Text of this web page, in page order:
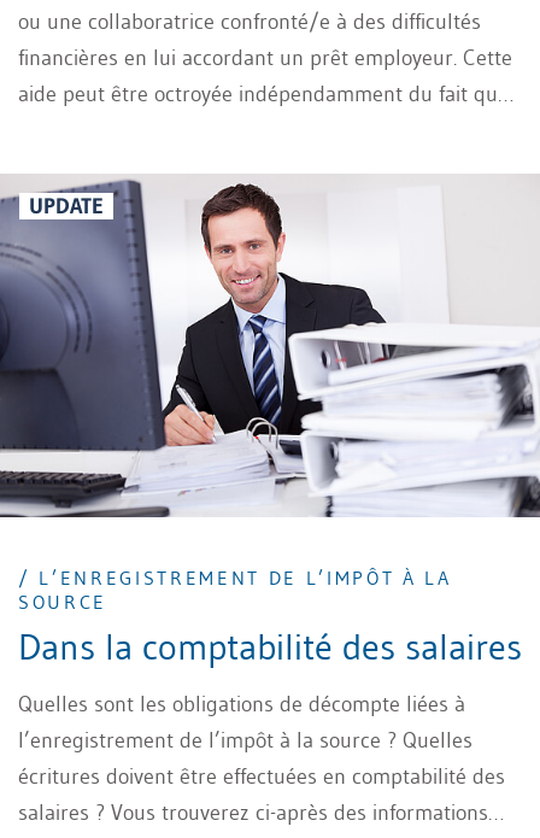
ou une collaboratrice confronté/e à des difficultés
financières en lui accordant un prêt employeur. Cette
aide peut être octroyée indépendamment du fait que
la personne concernée de ses soucis privés, de l’aider
à résoudre son problème et, par conséquent, de
préserver sa capacité de travail. Une telle mesure
permet aussi d’éviter que la personne ne contracte
un ou plusieurs petits crédits à la consommation,
dont les taux d’intérêt élevés risqueraient d’aggraver
son endettement.
UPDATE
/ L’ENREGISTREMENT DE L’IMPÔT À LA
SOURCE
Dans la comptabilité des salaires
Quelles sont les obligations de décompte liées à
l’enregistrement de l’impôt à la source ? Quelles
écritures doivent être effectuées en comptabilité des
salaires ? Vous trouverez ci-après des informations